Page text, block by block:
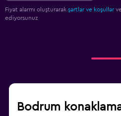
Fiyat alarmı oluşturarak şartlar ve koşullar
ediyorsunuz
Bodrum